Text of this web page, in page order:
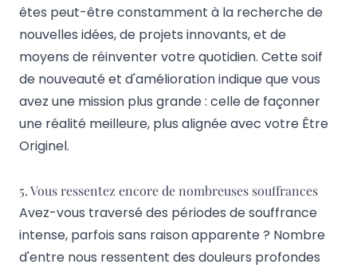
êtes peut-être constamment à la recherche de
nouvelles idées, de projets innovants, et de
moyens de réinventer votre quotidien. Cette soif
de nouveauté et d'amélioration indique que vous
avez une mission plus grande : celle de façonner
une réalité meilleure, plus alignée avec votre Être
Originel.
5. Vous ressentez encore de nombreuses souffrances
Avez-vous traversé des périodes de souffrance
intense, parfois sans raison apparente ? Nombre
d'entre nous ressentent des douleurs profondes